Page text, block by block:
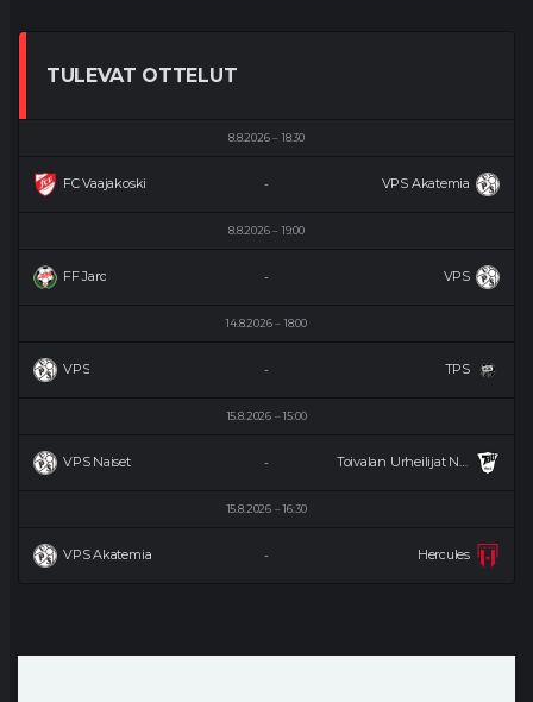
TULEVAT OTTELUT
8.8.2026 18:30
FC Vaajakoski VPS Akatemia
-
8.8.2026 19:00
FF Jaro VPS
-
14.8.2026 18:00
VPS TPS
-
15.8.2026 15:00
VPS Naiset Toivalan Urheilijat Naiset
-
15.8.2026 16:30
VPS Akatemia Hercules
-